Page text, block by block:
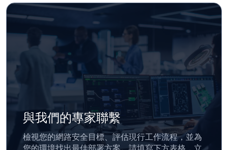
與我們的專家聯繫
檢視您的網路安全目標、評估現行工作流程，並為